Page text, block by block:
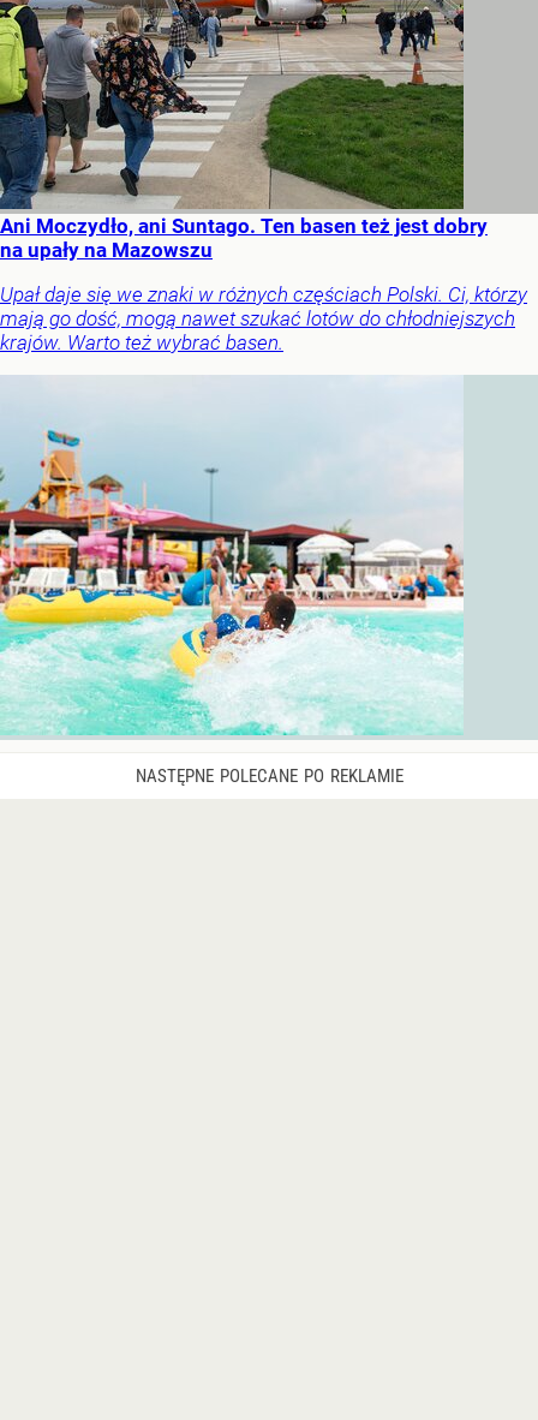
Ani Moczydło, ani Suntago. Ten basen też jest dobry
na upały na Mazowszu
Upał daje się we znaki w różnych częściach Polski. Ci, którzy
mają go dość, mogą nawet szukać lotów do chłodniejszych
krajów. Warto też wybrać basen.